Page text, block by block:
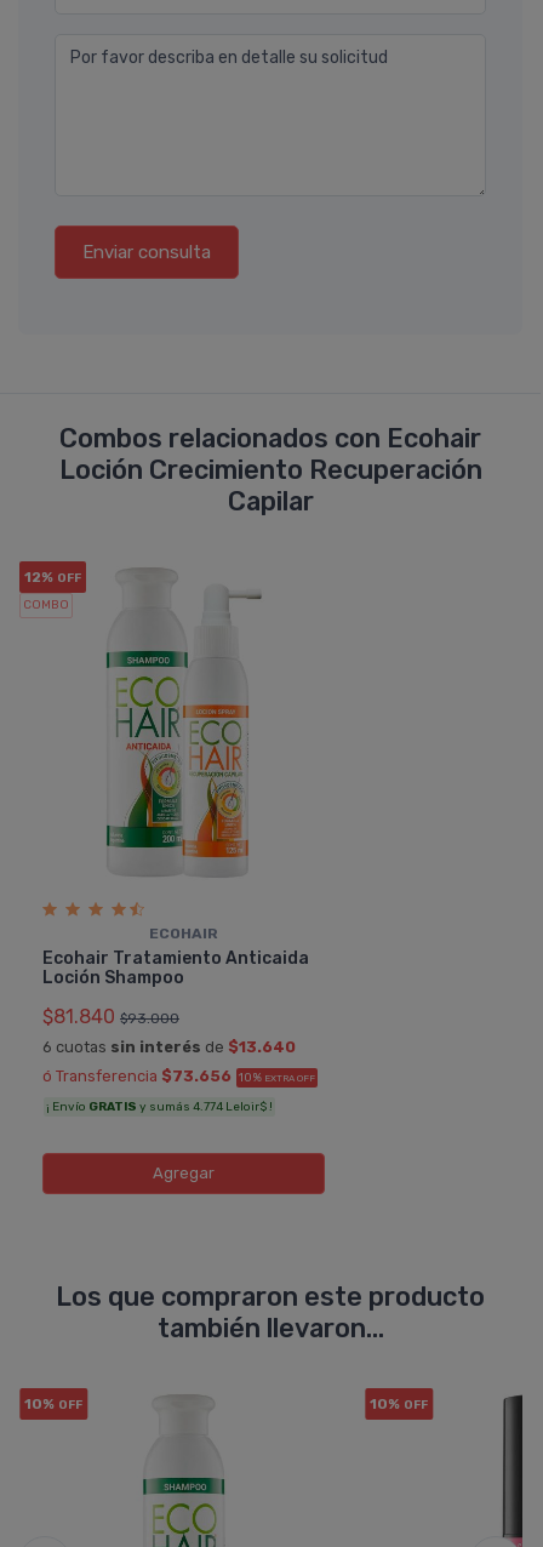
Por favor describa en detalle su solicitud
Enviar consulta
Combos relacionados con Ecohair
Loción Crecimiento Recuperación
Capilar
12% OFF
COMBO
ECOHAIR
Ecohair Tratamiento Anticaida
Loción Shampoo
$81.840 $93.000
6 cuotas sin interés de $13.640
ó Transferencia $73.656 10% EXTRA OFF
¡ Envío GRATIS y sumás 4.774 Leloir$ !
Agregar
Los que compraron este producto
también llevaron...
10% OFF 10% OFF